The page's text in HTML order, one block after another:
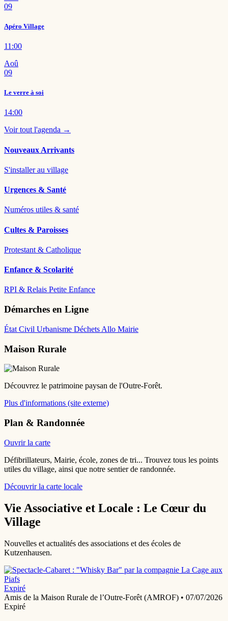
09
Apéro Village
11:00
Aoû
09
Le verre à soi
14:00
Voir tout l'agenda →
Nouveaux Arrivants
S'installer au village
Urgences & Santé
Numéros utiles & santé
Cultes & Paroisses
Protestant & Catholique
Enfance & Scolarité
RPI & Relais Petite Enfance
Démarches en Ligne
État Civil Urbanisme Déchets Allo Mairie
Maison Rurale
Découvrez le patrimoine paysan de l'Outre-Forêt.
Plus d'informations (site externe)
Plan & Randonnée
Ouvrir la carte
Défibrillateurs, Mairie, école, zones de tri... Trouvez tous les points
utiles du village, ainsi que notre sentier de randonnée.
Découvrir la carte locale
Vie Associative et Locale : Le Cœur du
Village
Nouvelles et actualités des associations et des écoles de
Kutzenhausen.
Expiré
Amis de la Maison Rurale de l’Outre-Forêt (AMROF) • 07/07/2026
Expiré